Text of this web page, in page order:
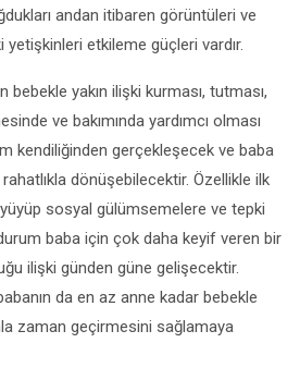
andan itibaren görüntüleri ve
yetişkinleri etkileme güçleri vardır.
bebekle yakın ilişki kurması, tutması,
ve bakımında yardımcı olması
kendiliğinden gerçekleşecek ve baba
dönüşebilecektir. Özellikle ilk
sosyal gülümsemelere ve tepki
baba için çok daha keyif veren bir
ilişki günden güne gelişecektir.
da en az anne kadar bebekle
zaman geçirmesini sağlamaya